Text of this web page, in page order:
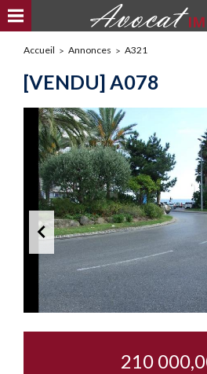
Accueil Annonces A321
[VENDU] A078
210